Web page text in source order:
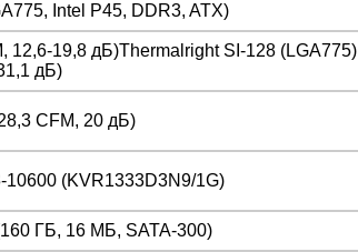
Intel P45, DDR3, ATX)
12,6-19,8 дБ)Thermalright SI-128 (LGA775)
дБ)
CFM, 20 дБ)
(KVR1333D3N9/1G)
ГБ, 16 МБ, SATA-300)